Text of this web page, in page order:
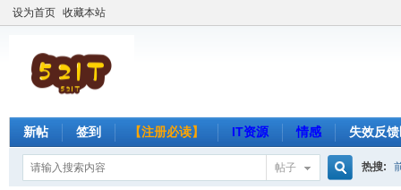
设为首页 收藏本站
新帖 签到 【注册必读】 IT资源 情感 失效反
帖子 热搜: